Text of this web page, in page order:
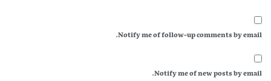
Notify me of follow-up comments by email.
Notify me of new posts by email.